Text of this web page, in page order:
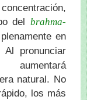
del brahma-
en
Al pronunciar
aumentará
natural. No
los más